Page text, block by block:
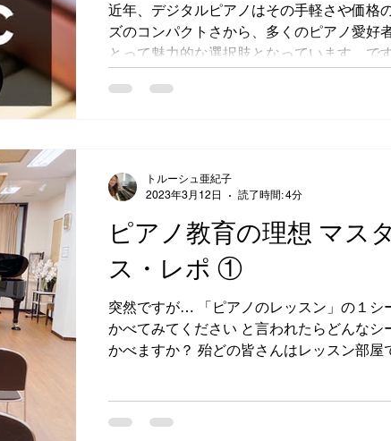
近年、デジタルピアノはその手軽さや価格
ズのコンパクトさから、多くのピアノ愛好
とって魅力的な選択肢となっています。で
ピアノにはいくつかのデメリットが存在す
ピアノ教育の理想 マス
ス・レポ ①
突然ですが… 「ピアノのレッスン」の１シ
かべてみてください と言われたらどんなシ
かべますか？ 殆どの皆さんはレッスン部屋
トルーシュ亜紀子
2023年3月12日
読了時間: 4分